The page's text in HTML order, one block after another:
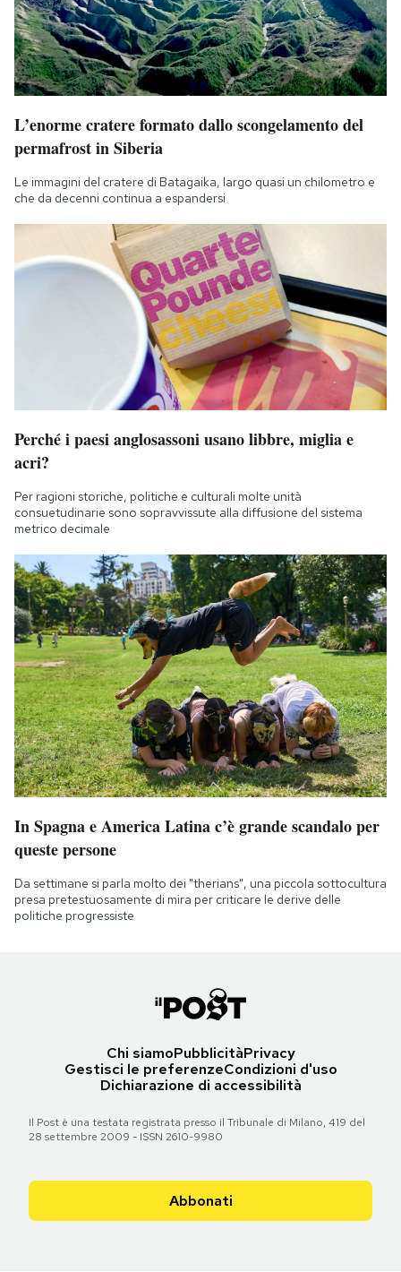
L’enorme cratere formato dallo scongelamento del
permafrost in Siberia
Le immagini del cratere di Batagaika, largo quasi un chilometro e
che da decenni continua a espandersi
Perché i paesi anglosassoni usano libbre, miglia e
acri?
Per ragioni storiche, politiche e culturali molte unità
consuetudinarie sono sopravvissute alla diffusione del sistema
metrico decimale
In Spagna e America Latina c’è grande scandalo per
queste persone
Da settimane si parla molto dei "therians", una piccola sottocultura
presa pretestuosamente di mira per criticare le derive delle
politiche progressiste
Chi siamoPubblicitàPrivacy
Gestisci le preferenzeCondizioni d'uso
Dichiarazione di accessibilità
Il Post è una testata registrata presso il Tribunale di Milano, 419 del
28 settembre 2009 - ISSN 2610-9980
Abbonati